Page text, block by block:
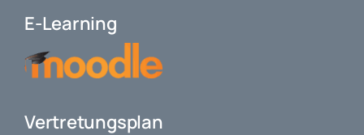
E-Learning
Vertretungsplan